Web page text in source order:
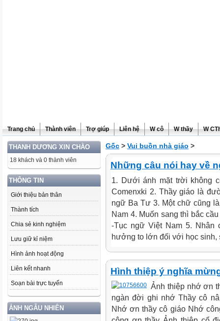
Trang chủ Thành viên Trợ giúp Liên hệ W cô W thầy W
THANH DƯƠNG XIN CHÀO
18 khách và 0 thành viên
THÔNG TIN
Giới thiệu bản thân
Thành tích
Chia sẻ kinh nghiệm
Lưu giữ kỉ niệm
Hình ảnh hoạt động
Liên kết nhanh
Soạn bài trực tuyến
ẢNH NGẪU NHIÊN
Gốc > Vui buồn nhà giáo >
Những câu nói hay về
1. Dưới ánh mặt trời không
Comenxki 2. Thầy giáo là
ngữ Ba Tư 3. Một chữ cũng
Nam 4. Muốn sang thì bắc
-Tục ngữ Việt Nam 5. Nhân
hưởng to lớn đối với học sinh,
Hình thiệp ý nghĩa
Ảnh thiệp nhớ ơn
ngàn đời ghi nhớ Thầy cô
Nhớ ơn thầy cô giáo Nhớ